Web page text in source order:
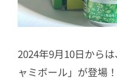
2024年9月10日から
ャミボール」が登場